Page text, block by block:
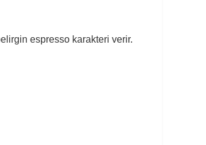
espresso karakteri verir.